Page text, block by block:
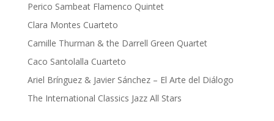
Perico Sambeat Flamenco Quintet
Clara Montes Cuarteto
Camille Thurman & the Darrell Green Quartet
Caco Santolalla Cuarteto
Ariel Brínguez & Javier Sánchez – El Arte del Diálogo
The International Classics Jazz All Stars